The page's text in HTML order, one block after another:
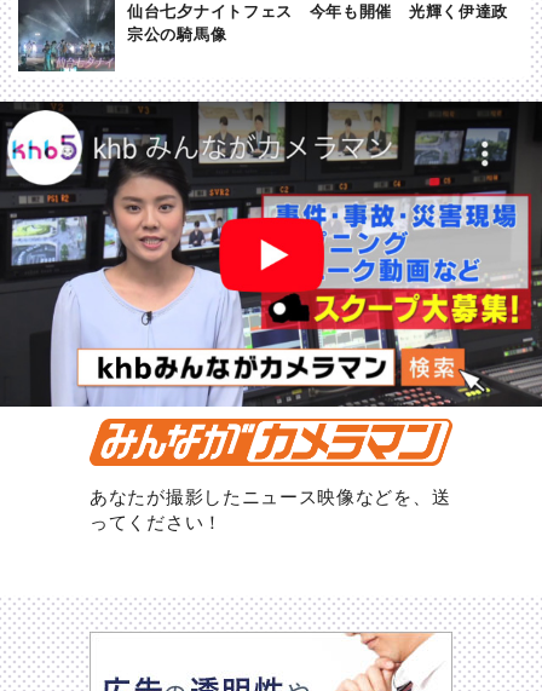
仙台七夕ナイトフェス 今年も開催 光輝く伊達政
宗公の騎馬像
あなたが撮影したニュース映像などを、送
ってください！